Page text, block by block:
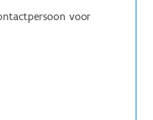
voor